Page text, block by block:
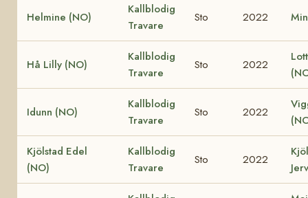
Helmine (NO)
Kallblodig
Travare
Sto 2022
Hå Lilly (NO)
Kallblodig
Travare
Sto 2022
Idunn (NO)
Kallblodig
Travare
Sto 2022
Kjölstad Edel
(NO)
Kallblodig
Travare
Sto 2022